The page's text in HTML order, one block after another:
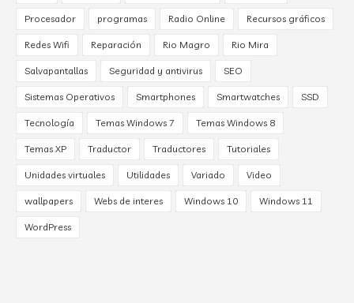
Procesador programas Radio Online Recursos gráficos
Redes Wifi Reparación Rio Magro Rio Mira
Salvapantallas Seguridad y antivirus SEO
Sistemas Operativos Smartphones Smartwatches SSD
Tecnología Temas Windows 7 Temas Windows 8
Temas XP Traductor Traductores Tutoriales
Unidades virtuales Utilidades Variado Video
wallpapers Webs de interes Windows 10 Windows 11
WordPress